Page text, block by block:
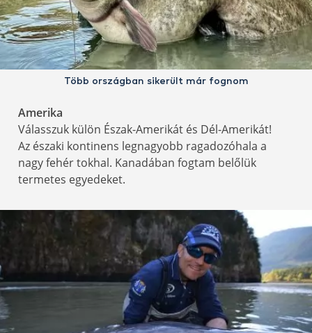
Több országban sikerült már fognom
Amerika
Válasszuk külön Észak-Amerikát és Dél-Amerikát!
Az északi kontinens legnagyobb ragadozóhala a
nagy fehér tokhal. Kanadában fogtam belőlük
termetes egyedeket.